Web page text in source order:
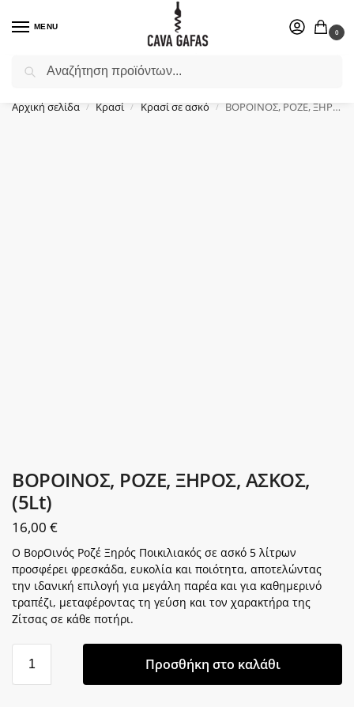
MENU
0
Επιλέξτε ένα δώρο για το αγαπημένο σας πρόσωπο.
Αρχική σελίδα / Κρασί / Κρασί σε ασκό / ΒΟΡΟΙΝΟΣ, ΡΟΖΕ, ΞΗΡΟΣ, ΑΣΚΟΣ, (5Lt)
ΒΟΡΟΙΝΟΣ, ΡΟΖΕ, ΞΗΡΟΣ, ΑΣΚΟΣ,
(5Lt)
16,00 €
Ο ΒορΟινός Ροζέ Ξηρός Ποικιλιακός σε ασκό 5 λίτρων
προσφέρει φρεσκάδα, ευκολία και ποιότητα, αποτελώντας
την ιδανική επιλογή για μεγάλη παρέα και για καθημερινό
τραπέζι, μεταφέροντας τη γεύση και τον χαρακτήρα της
Ζίτσας σε κάθε ποτήρι.
Προσθήκη στο καλάθι